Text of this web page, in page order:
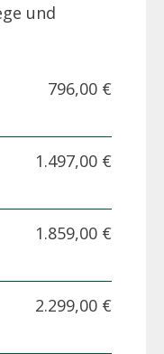
und
796,00 €
1.497,00 €
1.859,00 €
2.299,00 €